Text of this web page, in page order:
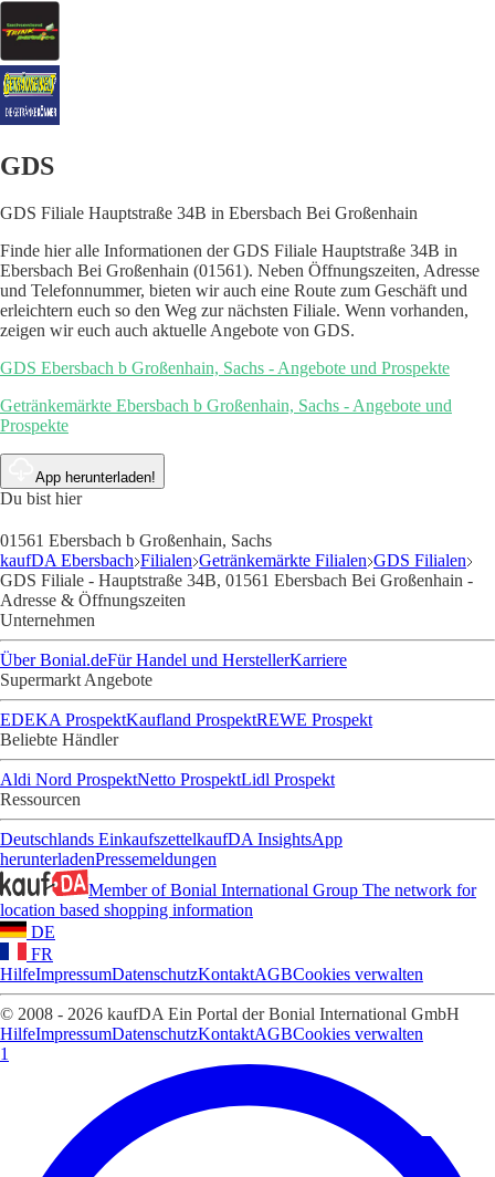
GDS
GDS Filiale Hauptstraße 34B in Ebersbach Bei Großenhain
Finde hier alle Informationen der GDS Filiale Hauptstraße 34B in
Ebersbach Bei Großenhain (01561). Neben Öffnungszeiten, Adresse
und Telefonnummer, bieten wir auch eine Route zum Geschäft und
erleichtern euch so den Weg zur nächsten Filiale. Wenn vorhanden,
zeigen wir euch auch aktuelle Angebote von GDS.
GDS Ebersbach b Großenhain, Sachs - Angebote und Prospekte
Getränkemärkte Ebersbach b Großenhain, Sachs - Angebote und
Prospekte
App herunterladen!
Du bist hier
01561 Ebersbach b Großenhain, Sachs
kaufDA Ebersbach Filialen Getränkemärkte Filialen GDS Filialen
GDS Filiale - Hauptstraße 34B, 01561 Ebersbach Bei Großenhain -
Adresse & Öffnungszeiten
Unternehmen
Über Bonial.deFür Handel und HerstellerKarriere
Supermarkt Angebote
EDEKA ProspektKaufland ProspektREWE Prospekt
Beliebte Händler
Aldi Nord ProspektNetto ProspektLidl Prospekt
Ressourcen
Deutschlands EinkaufszettelkaufDA InsightsApp
herunterladenPressemeldungen
Member of Bonial International Group The network for
location based shopping information
DE
FR
HilfeImpressumDatenschutzKontaktAGBCookies verwalten
© 2008 - 2026 kaufDA Ein Portal der Bonial International GmbH
HilfeImpressumDatenschutzKontaktAGBCookies verwalten
1